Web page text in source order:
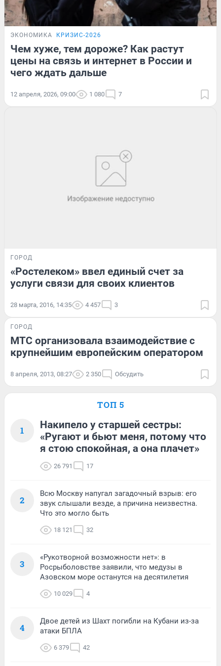
ЭКОНОМИКА КРИЗИС-2026
Чем хуже, тем дороже? Как растут
цены на связь и интернет в России и
чего ждать дальше
12 апреля, 2026, 09:00 1 080 7
ГОРОД
«Ростелеком» ввел единый счет за
услуги связи для своих клиентов
28 марта, 2016, 14:35 4 457 3
ГОРОД
МТС организовала взаимодействие с
крупнейшим европейским оператором
8 апреля, 2013, 08:27 2 350 Обсудить
ТОП 5
1
Накипело у старшей сестры:
«Ругают и бьют меня, потому что
я стою спокойная, а она плачет»
26 791 17
2
Всю Москву напугал загадочный взрыв: его
звук слышали везде, а причина неизвестна.
Что это могло быть
18 121 32
3
«Рукотворной возможности нет»: в
Росрыболовстве заявили, что медузы в
Азовском море останутся на десятилетия
10 029 4
4
Двое детей из Шахт погибли на Кубани из-за
атаки БПЛА
6 379 42